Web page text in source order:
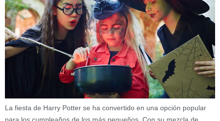
La fiesta de Harry Potter se ha convertido en una opción popular